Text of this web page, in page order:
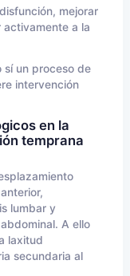
mejorar
activamente a la
sí un proceso de
intervención
en la
temprana
lumbar y
A ello
laxitud
secundaria al